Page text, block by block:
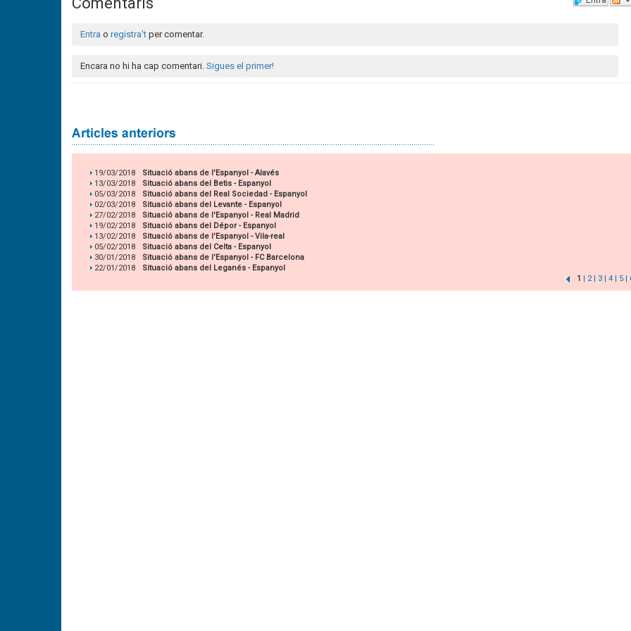
Entra o registra't per comentar.
Encara no hi ha cap comentari. Sigues el primer!
19/03/2018
Situació abans de l'Espanyol - Alavés
13/03/2018
Situació abans del Betis - Espanyol
05/03/2018
Situació abans del Real Sociedad - Espanyol
02/03/2018
Situació abans del Levante - Espanyol
27/02/2018
Situació abans de l'Espanyol - Real Madrid
19/02/2018
Situació abans del Dépor - Espanyol
13/02/2018
Situació abans de l'Espanyol - Vila-real
05/02/2018
Situació abans del Celta - Espanyol
30/01/2018
Situació abans de l'Espanyol - FC Barcelona
22/01/2018
Situació abans del Leganés - Espanyol
1 | 2 | 3 | 4 | 5 |